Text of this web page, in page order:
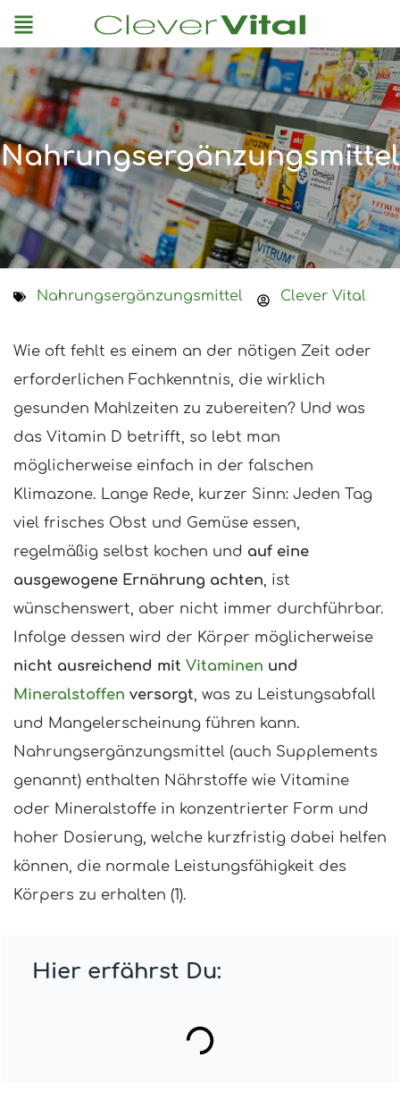
Menu
Nahrungsergänzungsmittel
Nahrungsergänzungsmittel Clever Vital
Wie oft fehlt es einem an der nötigen Zeit oder
erforderlichen Fachkenntnis, die wirklich
gesunden Mahlzeiten zu zubereiten? Und was
das Vitamin D betrifft, so lebt man
möglicherweise einfach in der falschen
Klimazone. Lange Rede, kurzer Sinn: Jeden Tag
viel frisches Obst und Gemüse essen,
regelmäßig selbst kochen und auf eine
ausgewogene Ernährung achten , ist
wünschenswert, aber nicht immer durchführbar.
Infolge dessen wird der Körper möglicherweise
nicht ausreichend mit Vitaminen und
Mineralstoffen versorgt , was zu Leistungsabfall
und Mangelerscheinung führen kann.
Nahrungsergänzungsmittel (auch Supplements
genannt) enthalten Nährstoffe wie Vitamine
oder Mineralstoffe in konzentrierter Form und
hoher Dosierung, welche kurzfristig dabei helfen
können, die normale Leistungsfähigkeit des
Körpers zu erhalten (1).
Hier erfährst Du: